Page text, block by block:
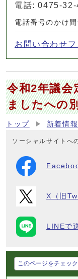
電話: 0475-
電話番号のかけ
お問い合わせフ
令和2年議会
ましたへの
トップ 新着情報
ソーシャルサイトへ
X（旧
LINEで
このページをチェッ